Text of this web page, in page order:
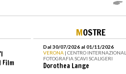
Film
MOSTRE
Dal 30/07/2026 al 01/11/2026
VERONA | CENTRO
FOTOGRAFIA SCAVI SCALIGERI
Dorothea Lange